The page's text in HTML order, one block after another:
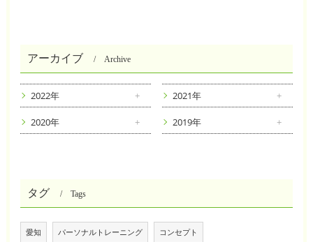
アーカイブ Archive
2022年 2021年
2020年 2019年
タグ Tags
愛知 パーソナルトレーニング コンセプト